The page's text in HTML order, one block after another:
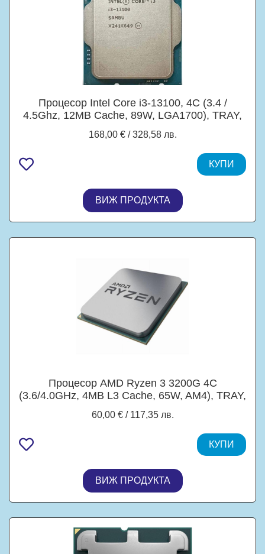
Процесор Intel Core i3-13100, 4C (3.4 /
4.5Ghz, 12MB Cache, 89W, LGA1700), TRAY,
168,00 € / 328,58 лв.
КУПИ
ВИЖ ПРОДУКТА
Процесор AMD Ryzen 3 3200G 4C
(3.6/4.0GHz, 4MB L3 Cache, 65W, AM4), TRAY,
60,00 € / 117,35 лв.
КУПИ
ВИЖ ПРОДУКТА